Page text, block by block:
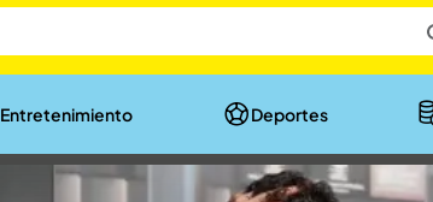
Entretenimiento Deportes